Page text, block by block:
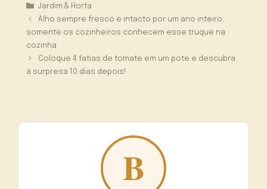
Categorias
Jardim & Horta
Alho sempre fresco e intacto por um ano inteiro:
somente os cozinheiros conhecem esse truque na
cozinha
Coloque 4 fatias de tomate em um pote e descubra
a surpresa 10 dias depois!